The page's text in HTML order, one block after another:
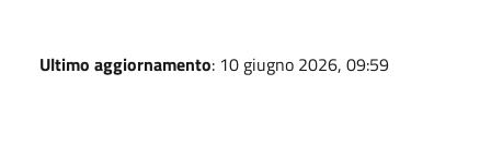
Ultimo aggiornamento: 10 giugno 2026, 09:59